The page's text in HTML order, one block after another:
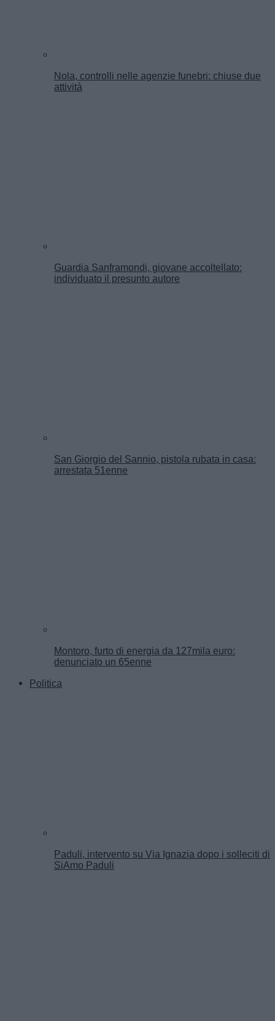
Nola, controlli nelle agenzie funebri: chiuse due
attività
Guardia Sanframondi, giovane accoltellato:
individuato il presunto autore
San Giorgio del Sannio, pistola rubata in casa:
arrestata 51enne
Montoro, furto di energia da 127mila euro:
denunciato un 65enne
Politica
Paduli, intervento su Via Ignazia dopo i solleciti di
SiAmo Paduli